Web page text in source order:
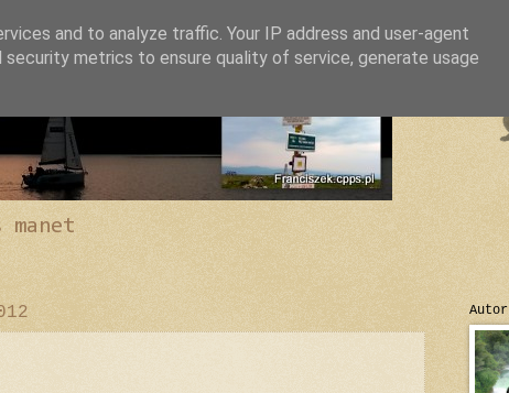
Autor
and to analyze traffic. Your IP address and user-agent
metrics to ensure quality of service, generate usage